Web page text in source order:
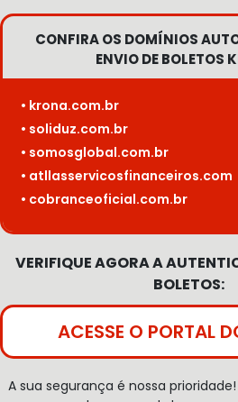
CONFIRA OS DOMÍNIOS
ENVIO DE BOLETOS
• krona.com.br
• soliduz.com.br
• somosglobal.com.br
• atllasservicosfinanceiros.com
• cobranceoficial.com.br
VERIFIQUE AGORA A
BOLETOS:
ACESSE O PORTAL
A sua segurança é nossa